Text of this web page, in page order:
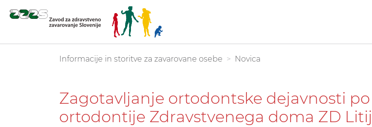
You are here:
Informacije in storitve za zavarovane osebe Novica
Zagotavljanje ortodontske dejavnosti
ortodontije Zdravstvenega doma ZD